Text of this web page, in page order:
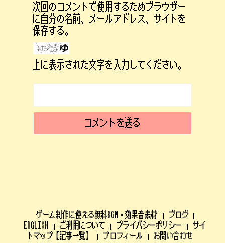
次回のコメントで使用するためブラウザー
に自分の名前、メールアドレス、サイトを
保存する。
上に表示された文字を入力してください。
ゲーム制作に使える無料BGM・効果音素材
ブログ
ENGLISH
ご利用について プライバシーポリシー
サイ
トマップ【記事一覧】
プロフィール お問い合わせ